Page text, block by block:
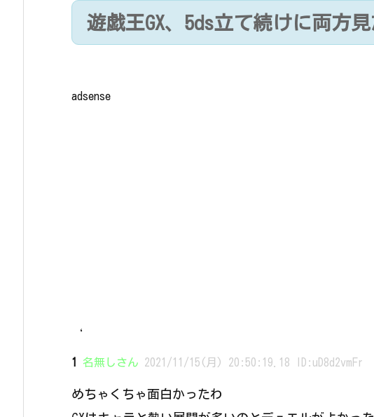
遊戯王GX、5ds立て続けに両方
adsense
‘
1 名無しさん 2021/11/15(月) 20:50:19.18 ID:uD8d2vmFr
めちゃくちゃ面白かったわ